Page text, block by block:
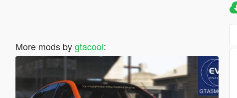
More mods bygtacool: